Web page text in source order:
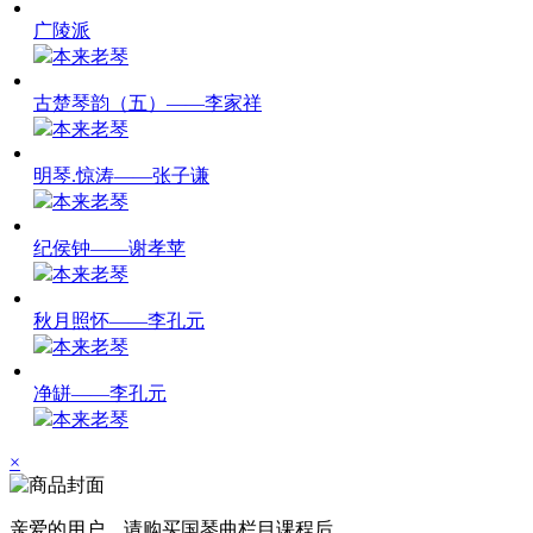
广陵派
本来老琴
古楚琴韵（五）——李家祥
本来老琴
明琴.惊涛——张子谦
本来老琴
纪侯钟——谢孝苹
本来老琴
秋月照怀——李孔元
本来老琴
净缾——李孔元
本来老琴
×
亲爱的用户，请购买国琴曲栏目 课程后